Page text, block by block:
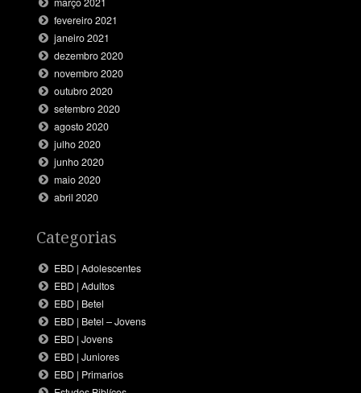
fevereiro 2021
janeiro 2021
dezembro 2020
novembro 2020
outubro 2020
setembro 2020
agosto 2020
julho 2020
junho 2020
maio 2020
abril 2020
Categorias
EBD | Adolescentes
EBD | Adultos
EBD | Betel
EBD | Betel – Jovens
EBD | Jovens
EBD | Juniores
EBD | Primarios